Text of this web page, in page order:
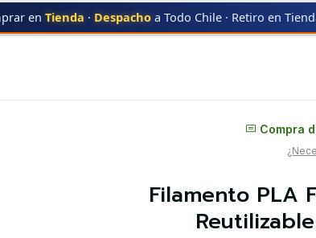
en Tienda · Despacho a Todo Chile · Retiro en
BAMBU LAB Filamento PLA Fibra de Carbono Burdeo Carrete
Compra
Filamento PLA